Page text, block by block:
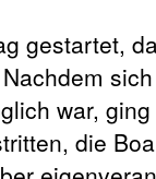
gestartet,
war,
die